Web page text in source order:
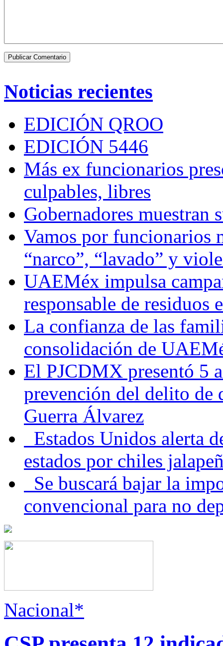
Noticias recientes
EDICIÓN QROO
EDICIÓN 5446
Más ex funcionarios
culpables, libres
Gobernadores muestran
Vamos por funcionarios
“narco”, “lavado” y
UAEMéx impulsa
responsable de residuos
La confianza de las
consolidación de
El PJCDMX presentó 5
prevención del delito de
Guerra Álvarez
Estados Unidos alerta
estados por chiles
Se buscará bajar la
convencional para no
Nacional*